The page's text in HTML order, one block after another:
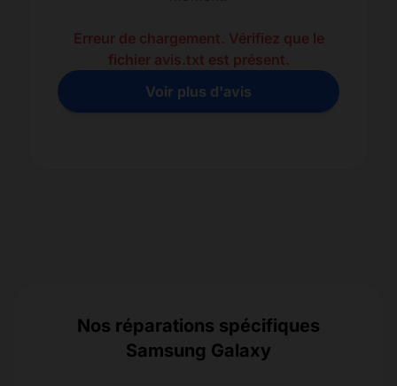
Erreur de chargement. Vérifiez que le
fichier avis.txt est présent.
Voir plus d'avis
Nos réparations spécifiques
Samsung Galaxy